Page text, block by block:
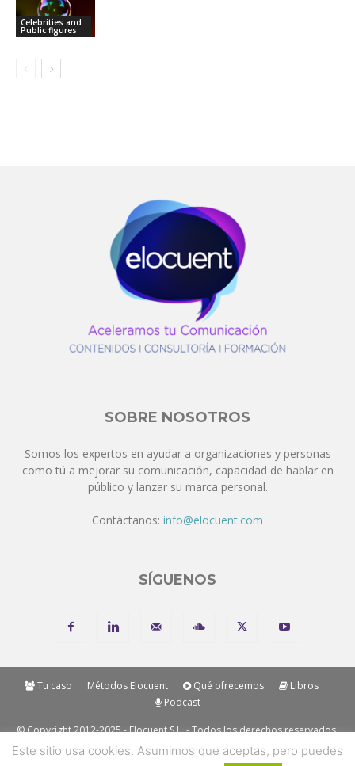
Celebrities and
Public figures
SOBRE NOSOTROS
Somos los expertos en ayudar a organizaciones y personas
como tú a mejorar su comunicación, capacidad de hablar en
público y lanzar su marca personal.
Contáctanos: info@elocuent.com
SÍGUENOS
Tu caso Métodos Elocuent Qué ofrecemos
Libros
Podcast
© Copyright 2012-2025 - Elocuent S.L. - Todos los derechos reservados.
Los métodos y marcas mencionadas en nuestros métodos son
"Trademark" de Elocuent SL. Solo se permite la reproducción de
Este sitio usa cookies. Asumimos que aceptas, pero puedes